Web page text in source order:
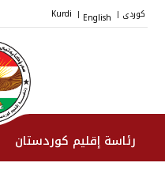
کوردی |
English
|
Kurdi
رئاسة إقليم كوردستان